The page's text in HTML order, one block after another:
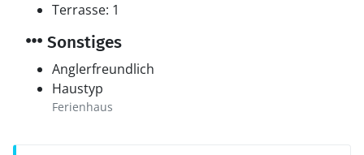
Terrasse: 1
Sonstiges
Anglerfreundlich
Haustyp
Ferienhaus